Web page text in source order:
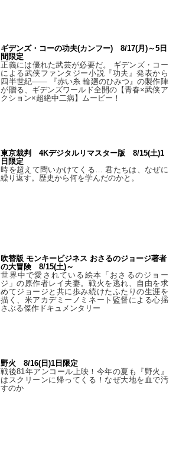
ギデンズ・コーの功夫(カンフー) 8/17(月)～5日
間限定
正義には優れた武芸が必要だ。 ギデンズ・コー
による武侠ファンタジー小説『功夫』発表から
四半世紀―― 『赤い糸 輪廻のひみつ』の製作陣
が贈る、ギデンズワールド全開の【青春×武侠ア
クション×超絶中二病】ムービー！
東京裁判 4Kデジタルリマスター版 8/15(土)1
日限定
時を超えて問いかけてくる… 君たちは、なぜに
繰り返す。歴史から何を学んだのかと。
吹替版 モンキービジネス おさるのジョージ著者
の大冒険 8/15(土)～
世界中で愛されている絵本「おさるのジョー
ジ」の原作者レイ夫妻。戦火を逃れ、自由を求
めてジョージと共に歩み続けたふたりの生涯を
描く、米アカデミーノミネート監督による心揺
さぶる傑作ドキュメンタリー
野火 8/16(日)1日限定
戦後81年アンコール上映！今年の夏も『野火』
はスクリーンに帰ってくる！なぜ大地を血で汚
すのか